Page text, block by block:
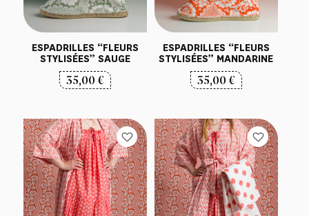
ESPADRILLES “FLEURS
STYLISÉES” SAUGE
35,00€
ESPADRILLES “FLEURS
STYLISÉES” MANDARINE
35,00€